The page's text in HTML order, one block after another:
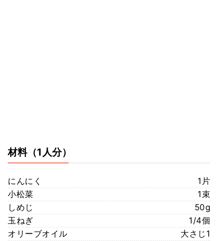
材料（1人分）
にんにく
1片
小松菜
1束
しめじ
50g
玉ねぎ
1/4個
オリーブオイル
大さじ1